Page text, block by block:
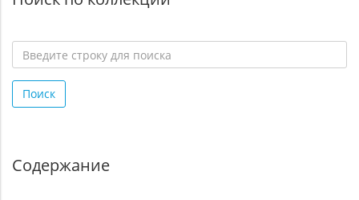
строку
для
Поиск
Содержание